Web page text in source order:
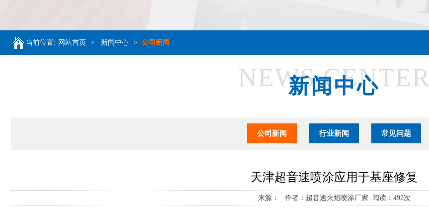
当前位置: 网站首页 > 新闻中心 > 公司新闻
NEWS CENTER
新闻中心
公司新闻 行业新闻 常见问题
天津超音速喷涂应用于基座修复
来源： 作者：超音速火焰喷涂厂家 阅读：492次